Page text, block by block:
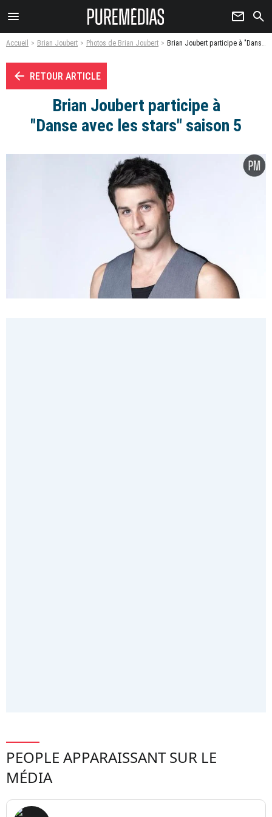
menu newsletter search
Accueil Brian Joubert Photos de Brian Joubert Brian Joubert participe à "Danse avec les stars" saison 5 - Photo
arrow_left RETOUR ARTICLE
Brian Joubert participe à
"Danse avec les stars" saison 5
PEOPLE APPARAISSANT SUR LE
MÉDIA